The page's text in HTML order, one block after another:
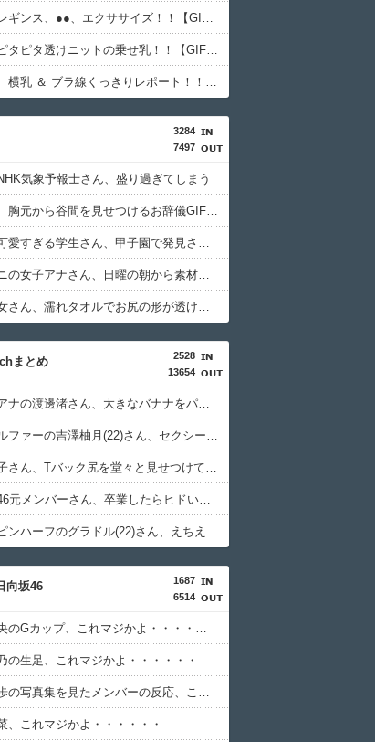
中川安奈アナ レギンス、●●、エクササイズ！！【GIF動画あり】
浦野芽良アナ ピタピタ透けニットの乗せ乳！！【GIF動画あり】
森山みなみアナ 横乳 ＆ ブラ線くっきりレポート！！【GIF動画あり】
3284
7497
気象予報士さん、盛り過ぎてしまう
森山みなみアナ、胸元から谷間を見せつけるお辞儀GIF祭り
【画像】滋賀の可愛すぎる学生さん、甲子園で発見される
【画像】サンモニの女子アナさん、日曜の朝から素材を提供してしまう
【画像】温泉美女さん、濡れタオルでお尻の形が透けてしまう
2528
13654
まとめ
【画像】元フジアナの渡邊渚さん、大きなバナナをパクっといってしまうｗｗｗｗｗｗ
【画像】プロゴルファーの吉澤柚月(22)さん、セクシー美人だと注目を浴びてしまうｗｗｗｗｗｗ
【画像】外人女子さん、Tバック尻を堂々と見せつけてしまうｗｗｗｗｗｗ
【画像】乃木坂46元メンバーさん、卒業したらヒドい扱いを受けてしまうwwwwww
【画像】フィリピンハーフのグラドル(22)さん、えちえちレベルがワールドクラスだったｗｗｗｗｗｗ
1687
6514
向坂46
【画像】冨里奈央のGカップ、これマジかよ・・・・・・
の生足、これマジかよ・・・・・・
【画像】藤嶌果歩の写真集を見たメンバーの反応、これマジかよ・・・・・・
、これマジかよ・・・・・・